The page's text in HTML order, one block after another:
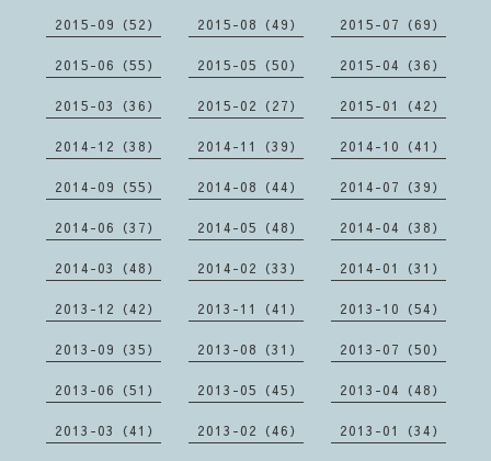
2015-09（52） 2015-08（49） 2015-07（69）
2015-06（55） 2015-05（50） 2015-04（36）
2015-03（36） 2015-02（27） 2015-01（42）
2014-12（38） 2014-11（39） 2014-10（41）
2014-09（55） 2014-08（44） 2014-07（39）
2014-06（37） 2014-05（48） 2014-04（38）
2014-03（48） 2014-02（33） 2014-01（31）
2013-12（42） 2013-11（41） 2013-10（54）
2013-09（35） 2013-08（31） 2013-07（50）
2013-06（51） 2013-05（45） 2013-04（48）
2013-03（41） 2013-02（46） 2013-01（34）